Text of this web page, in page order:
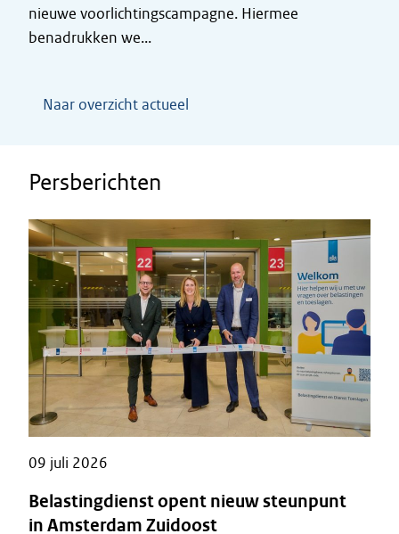
nieuwe voorlichtingscampagne. Hiermee
benadrukken we...
Naar overzicht actueel
Persberichten
Belastingdienst opent nieuw steunpunt
in Amsterdam Zuidoost
09 juli 2026